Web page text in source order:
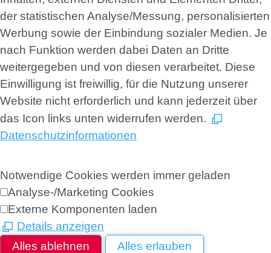
der statistischen Analyse/Messung, personalisierten
Werbung sowie der Einbindung sozialer Medien. Je
nach Funktion werden dabei Daten an Dritte
weitergegeben und von diesen verarbeitet. Diese
Einwilligung ist freiwillig, für die Nutzung unserer
Website nicht erforderlich und kann jederzeit über
das Icon links unten widerrufen werden.
Datenschutzinformationen
Notwendige Cookies werden immer geladen
Analyse-/Marketing Cookies
Externe Komponenten laden
Details anzeigen
Alles ablehnen
Alles erlauben